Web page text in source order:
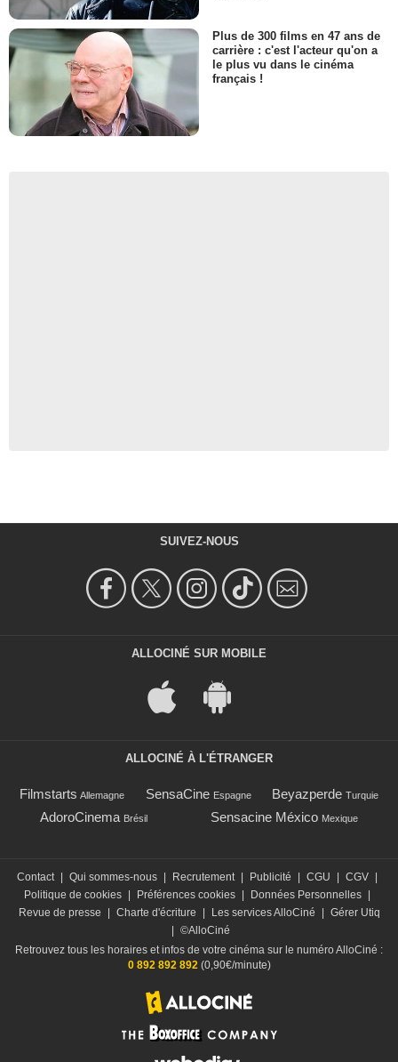
Plus de 300 films en 47 ans de
carrière : c'est l'acteur qu'on a
le plus vu dans le cinéma
français !
SUIVEZ-NOUS
ALLOCINÉ SUR MOBILE
ALLOCINÉ À L'ÉTRANGER
Filmstarts Allemagne SensaCine Espagne Beyazperde Turquie
AdoroCinema Brésil Sensacine México Mexique
Contact | Qui sommes-nous | Recrutement | Publicité | CGU | CGV |
Politique de cookies | Préférences cookies | Données Personnelles |
Revue de presse
| Charte d'écriture | Les services AlloCiné | Gérer Utiq
| ©AlloCiné
Retrouvez tous les horaires et infos de votre cinéma sur le numéro AlloCiné :
0 892 892 892 (0,90€/minute)